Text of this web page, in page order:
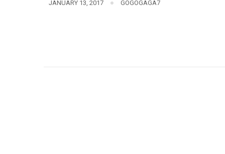
JANUARY 13, 2017 GOGOGAGA7